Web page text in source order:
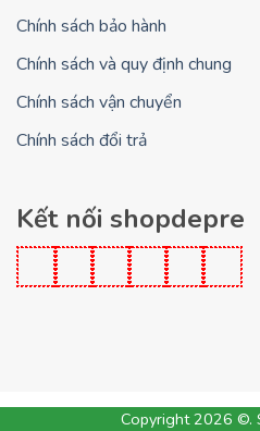
Chính sách bảo hành
Chính sách và quy định chung
Chính sách vận chuyển
Chính sách đổi trả
Kết nối
Copyright 2026 ©.